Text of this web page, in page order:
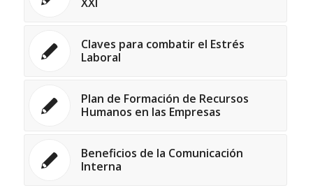
Claves para combatir el Estrés
Laboral
Plan de Formación de Recursos
Humanos en las Empresas
Beneficios de la Comunicación
Interna